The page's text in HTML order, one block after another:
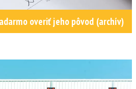
overiť jeho pôvod (archív)